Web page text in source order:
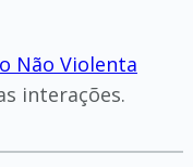
Não Violenta
interações.